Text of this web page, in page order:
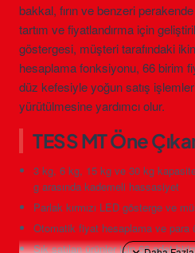
bakkal, fırın ve benzeri perakende
tartım ve fiyatlandırma için
göstergesi, müşteri tarafındaki
hesaplama fonksiyonu, 66 birim
düz kefesiyle yoğun satış
yürütülmesine yardımcı olur.
TESS MT Öne
3 kg, 6 kg, 15 kg ve 30 kg
g arasında kademeli hassasiyet
Parlak kırmızı LED gösterge ve
Otomatik fiyat hesaplama ve para
Sık satılan ürünler için 66 adet